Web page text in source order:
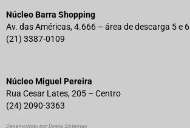
Núcleo Barra Shopping
Av. das Américas, 4.666 – área de descarga 5 e 6
(21) 3387-0109
Núcleo Miguel Pereira
Rua Cesar Lates, 205 – Centro
(24) 2090-3363
Desenvolvido por Direta Sistemas